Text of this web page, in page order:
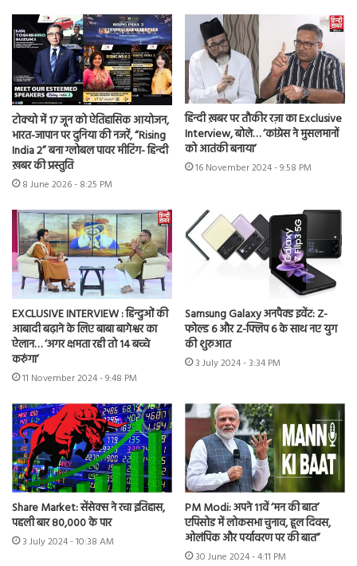
टोक्यो में 17 जून को ऐतिहासिक आयोजन,
भारत-जापान पर दुनिया की नजरें, “Rising
India 2” बना ग्लोबल पावर मीटिंग- हिन्दी
ख़बर की प्रस्तुति
8 June 2026 - 8:25 PM
हिन्दी ख़बर पर तौकीर रज़ा का Exclusive
Interview, बोले… ‘कांग्रेस ने मुसलमानों
को आतंकी बनाया’
16 November 2024 - 9:58 PM
EXCLUSIVE INTERVIEW : हिन्दुओं की
आबादी बढ़ाने के लिए बाबा बागेश्वर का
ऐलान… ‘अगर क्षमता रही तो 14 बच्चे
करुंगा’
11 November 2024 - 9:48 PM
Samsung Galaxy अनपैक्ड इवेंट: Z-
फोल्ड 6 और Z-फ्लिप 6 के साथ नए युग
की शुरुआत
3 July 2024 - 3:34 PM
Share Market: सेंसेक्स ने रचा इतिहास,
पहली बार 80,000 के पार
3 July 2024 - 10:38 AM
PM Modi: अपने 11वें ‘मन की बात’
एपिसोड में लोकसभा चुनाव, हूल दिवस,
ओलंपिक और पर्यावरण पर की बात”
30 June 2024 - 4:11 PM